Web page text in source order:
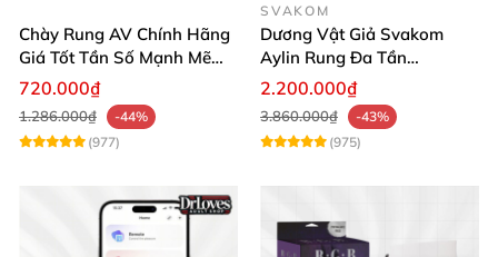
Chày Rung AV Chính Hãng
Giá Tốt Tần Số Mạnh Mẽ
Siêu Bền
720.000₫
1.286.000₫
-44%
(977)
SVAKOM
Dương Vật Giả Svakom
Aylin Rung Đa Tần
Massage Sung Sướng
2.200.000₫
3.860.000₫
-43%
(975)